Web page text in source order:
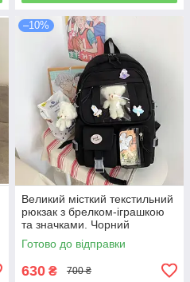
–10%
Великий місткий текстильний
рюкзак з брелком-іграшкою
та значками. Чорний
Готово до відправки
630 ₴ 700 ₴